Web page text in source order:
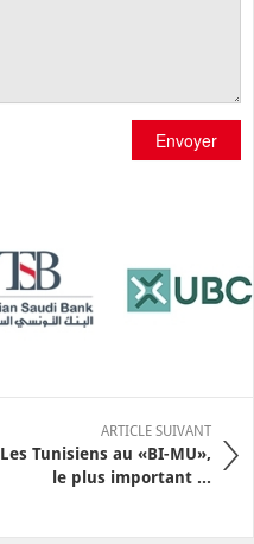
Envoyer
ARTICLE SUIVANT
Les Tunisiens au «BI-MU»,
le plus important ...